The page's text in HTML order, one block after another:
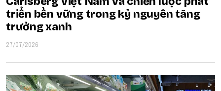
triển bền vững trong kỷ nguyên tăng
trưởng xanh
27/07/2026